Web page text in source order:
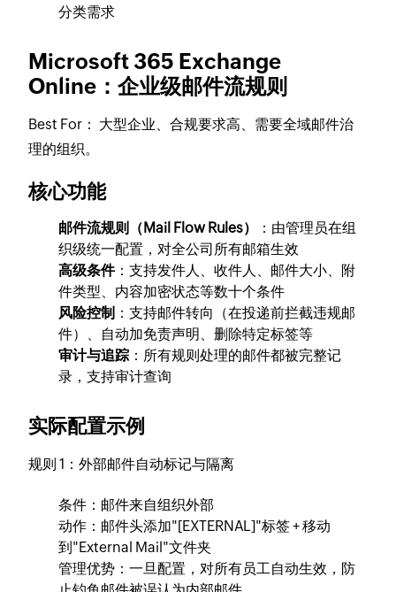
分类需求
Microsoft 365 Exchange
Online：企业级邮件流规则
Best For： 大型企业、合规要求高、需要全域邮件治
理的组织。
核心功能
邮件流规则（Mail Flow Rules）
：由管理员在组
织级统一配置，对全公司所有邮箱生效
高级条件：支持发件人、收件人、邮件大小、附
件类型、内容加密状态等数十个条件
风险控制 ：支持邮件转向（在投递前拦截违规邮
件）、自动加免责声明、删除特定标签等
审计与追踪 ：所有规则处理的邮件都被完整记
录，支持审计查询
实际配置示例
规则 1：外部邮件自动标记与隔离
条件：邮件来自组织外部
动作：邮件头添加"[EXTERNAL]"标签 + 移动
到"External Mail"文件夹
管理优势：一旦配置，对所有员工自动生效，防